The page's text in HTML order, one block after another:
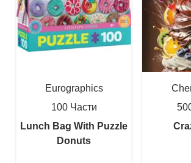
Eurographics
100 Части
Lunch Bag With Puzzle
Donuts